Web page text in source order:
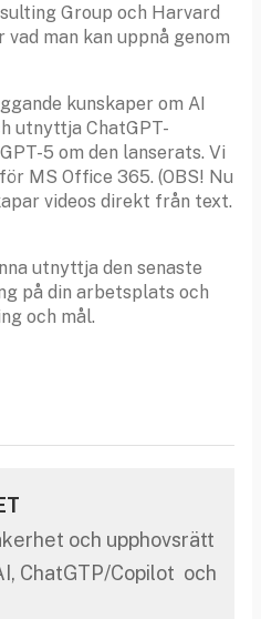
Group och Harvard
vad man kan uppnå genom
kunskaper om AI
utnyttja ChatGPT-
5 om den lanserats. Vi
MS Office 365. (OBS! Nu
videos direkt från text.
utnyttja den senaste
på din arbetsplats och
och mål.
och upphovsrätt
ChatGTP/Copilot och